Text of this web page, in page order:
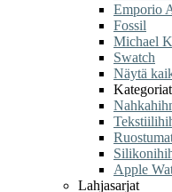
Emporio
Fossil
Michael
Swatch
Näytä
Kategoriat
Apple
Lahjasarjat